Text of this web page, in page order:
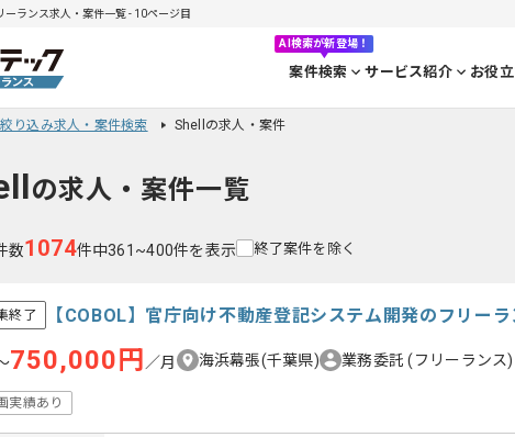
ーランス求人・案件一覧 - 10ページ目
AI検索が新登場！
案件検索 サービス紹介 お役
絞り込み求人・案件検索 Shellの求人・案件
の求人・案件一覧
数1074件中361~400件を表示 終了案件を除く
終了 【COBOL】官庁向け不動産登記システム開発のフリー
750,000円 ／月 海浜幕張(千葉県) 業務委託(フリーランス)
実績あり